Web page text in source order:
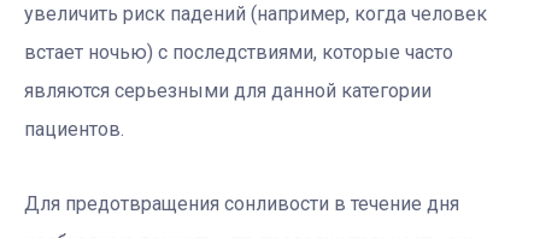
увеличить риск падений (например, когда человек
встает ночью) с последствиями, которые часто
являются серьезными для данной категории
пациентов.
Для предотвращения сонливости в течение дня